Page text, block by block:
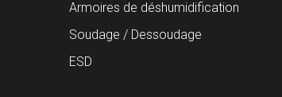
Armoires de déshumidification
Soudage / Dessoudage
ESD